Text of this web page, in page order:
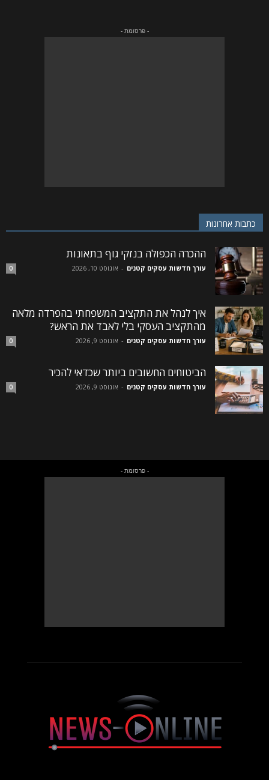
- פרסומת -
כתבות אחרונות
ההכרה הכפולה בנזקי גוף בתאונות
עורך חדשות עסקים קטנים - אוגוסט 10, 2026 0
איך לנהל את התקציב המשפחתי בהפרדה מלאה
מהתקציב העסקי בלי לאבד את הראש?
עורך חדשות עסקים קטנים - אוגוסט 9, 2026 0
הביטוחים החשובים ביותר שכדאי להכיר
עורך חדשות עסקים קטנים - אוגוסט 9, 2026 0
- פרסומת -